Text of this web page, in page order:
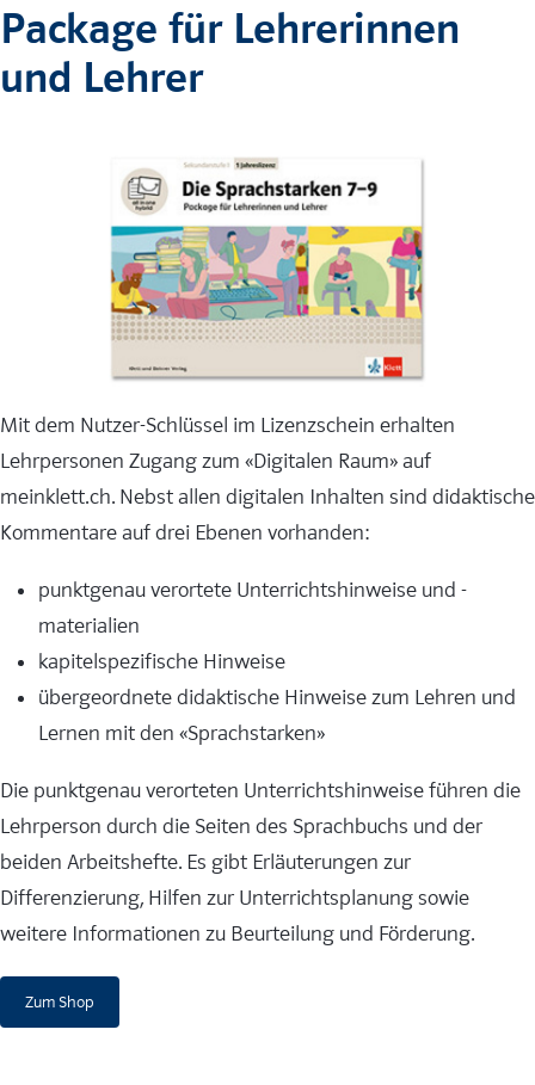
Package für Lehrerinnen
und Lehrer
Mit dem Nutzer-Schlüssel im Lizenzschein erhalten
Lehrpersonen Zugang zum «Digitalen Raum» auf
meinklett.ch. Nebst allen digitalen Inhalten sind didaktische
Kommentare auf drei Ebenen vorhanden:
punktgenau verortete Unterrichtshinweise und -
materialien
kapitelspezifische Hinweise
übergeordnete didaktische Hinweise zum Lehren und
Lernen mit den «Sprachstarken»
Die punktgenau verorteten Unterrichtshinweise führen die
Lehrperson durch die Seiten des Sprachbuchs und der
beiden Arbeitshefte. Es gibt Erläuterungen zur
Differenzierung, Hilfen zur Unterrichtsplanung sowie
weitere Informationen zu Beurteilung und Förderung.
Zum Shop